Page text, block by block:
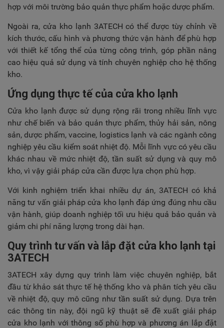
hợp với môi trường bảo quản thực phẩm hoặc dược phẩm.
Ngoài ra, cửa kho lạnh 3ATECH có thể được tùy chỉnh về
kích thước, cấu hình và phương thức vận hành để phù hợp
với thiết kế tổng thể của từng công trình, góp phần nâng
cao hiệu quả sử dụng và tính chuyên nghiệp cho hệ thống
kho.
Ứng dụng thực tế của cửa kho lạnh
Cửa kho lạnh được sử dụng rộng rãi trong nhiều lĩnh vực
như chế biến và bảo quản thực phẩm, thủy hải sản, nông
sản, dược phẩm, vaccine, logistics lạnh và các ngành công
nghiệp yêu cầu kiểm soát nhiệt độ. Mỗi lĩnh vực có yêu cầu
khác nhau về mức nhiệt độ, tần suất sử dụng và quy mô
kho, vì vậy giải pháp cửa cần được lựa chọn phù hợp.
Với kinh nghiệm triển khai nhiều dự án, 3ATECH có khả
năng tư vấn giải pháp cửa kho lạnh đáp ứng đúng nhu cầu
vận hành, giúp doanh nghiệp tối ưu hiệu quả bảo quản và
giảm chi phí năng lượng trong dài hạn.
Quy trình tư vấn và lắp đặt cửa kho lạnh tại
3ATECH
3ATECH xây dựng quy trình làm việc chuyên nghiệp, bắt
đầu từ khảo sát thực tế hệ thống kho và phân tích yêu cầu
về nhiệt độ, quy mô cũng như tần suất sử dụng. Dựa trên
các thông tin này, đội ngũ kỹ thuật sẽ đề xuất giải pháp
cửa kho lạnh với thông số phù hợp và phương án lắp đặt